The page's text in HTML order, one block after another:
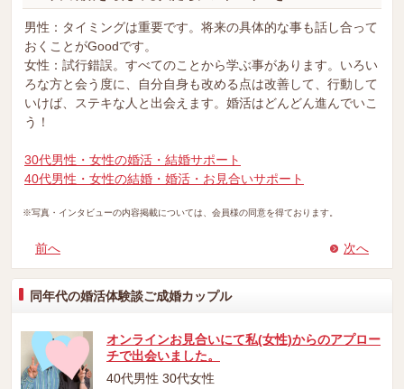
男性：タイミングは重要です。将来の具体的な事も話し合って
おくことがGoodです。
女性：試行錯誤。すべてのことから学ぶ事があります。いろい
ろな方と会う度に、自分自身も改める点は改善して、行動して
いけば、ステキな人と出会えます。婚活はどんどん進んでいこ
う！
30代男性・女性の婚活・結婚サポート
40代男性・女性の結婚・婚活・お見合いサポート
※写真・インタビューの内容掲載については、会員様の同意を得ております。
前へ 次へ
同年代の婚活体験談ご成婚カップル
オンラインお見合いにて私(女性)からのアプロー
チで出会いました。
40代男性 30代女性